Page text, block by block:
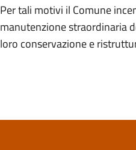
Per tali motivi il Comune
manutenzione straordinaria
loro conservazione e